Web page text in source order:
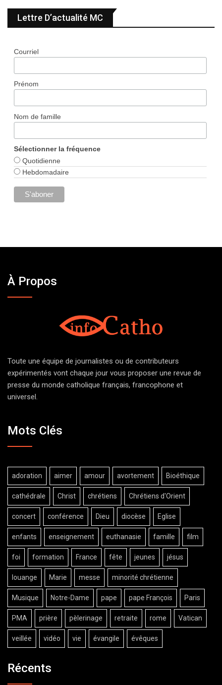
Lettre D’actualité MC
Courriel
Prénom
Nom de famille
Sélectionner la fréquence
Quotidienne
Hebdomadaire
À Propos
Toute une équipe de journalistes ou de contributeurs
expérimentés vont chaque jour vous proposer une revue de
presse du monde catholique français, francophone et
universel.
Mots Clés
adoration aimer amour avortement Bioéthique
cathédrale Christ chrétiens Chrétiens d'Orient
concert conférence Dieu diocèse Eglise
enfants enseignement euthanasie famille film
foi formation France fête jeunes jésus
louange Marie messe minorité chrétienne
Musique Notre-Dame pape pape François Paris
PMA prière pèlerinage retraite rome Vatican
veillée vidéo vie évangile évêques
Récents